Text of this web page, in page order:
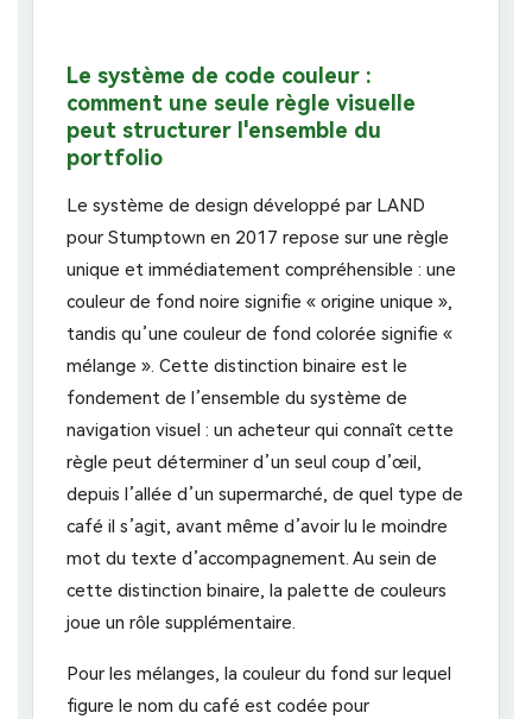
Le système de code couleur :
comment une seule règle visuelle
peut structurer l'ensemble du
portfolio
Le système de design développé par LAND
pour Stumptown en 2017 repose sur une règle
unique et immédiatement compréhensible : une
couleur de fond noire signifie « origine unique »,
tandis qu’une couleur de fond colorée signifie «
mélange ». Cette distinction binaire est le
fondement de l’ensemble du système de
navigation visuel : un acheteur qui connaît cette
règle peut déterminer d’un seul coup d’œil,
depuis l’allée d’un supermarché, de quel type de
café il s’agit, avant même d’avoir lu le moindre
mot du texte d’accompagnement. Au sein de
cette distinction binaire, la palette de couleurs
joue un rôle supplémentaire.
Pour les mélanges, la couleur du fond sur lequel
figure le nom du café est codée pour